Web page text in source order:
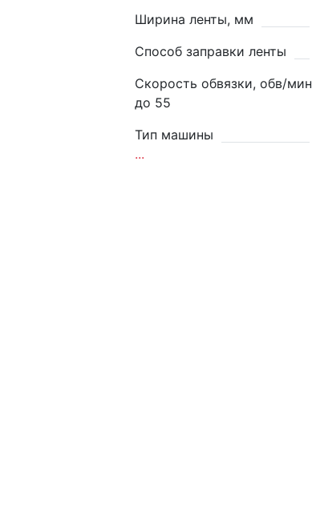
Ширина ленты, мм
Способ заправки ленты
Скорость обвязки, обв/мин
до 55
Тип машины
...